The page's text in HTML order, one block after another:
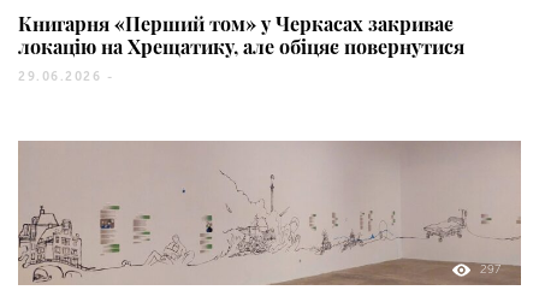
Книгарня «Перший том» у Черкасах закриває
локацію на Хрещатику, але обіцяє повернутися
29.06.2026 -
297